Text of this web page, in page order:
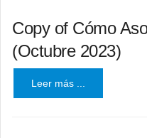
Copy of Cómo
(Octubre 2023)
Leer más ...